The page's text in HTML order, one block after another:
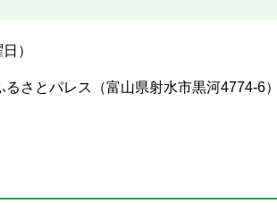
）
さとパレス（富山県射水市黒河4774-6）